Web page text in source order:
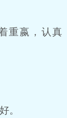
重嬴，认真
。